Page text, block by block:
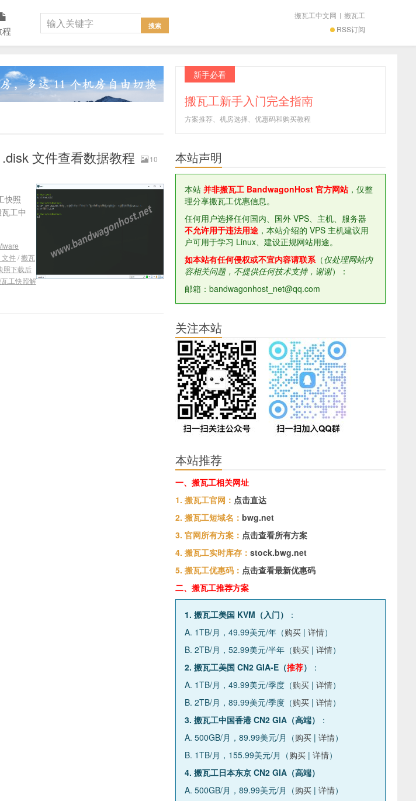
RSS订阅
搬瓦工中文网 | 搬瓦工
文件查看数据教程
10
快照
工中
文件/搬瓦
照下载后
工快照解
新手必看
搬瓦工新手入门完全指南
方案推荐、机房选择、优惠码和购买教程
本站声明
本站 并非搬瓦工 BandwagonHost 官方网站，仅整
理分享搬瓦工优惠信息。
任何用户选择任何国内、国外 VPS、主机、服务器
不允许用于违法用途 ，本站介绍的 VPS 主机建议用
户可用于学习 Linux、建设正规网站用途。
如本站有任何侵权或不宜内容请联系（仅处理网站内
容相关问题，不提供任何技术支持，谢谢）：
邮箱：bandwagonhost_net@qq.com
关注本站
本站推荐
一、搬瓦工相关网址
1. 搬瓦工官网： 点击直达
2. 搬瓦工短域名： bwg.net
3. 官网所有方案： 点击查看所有方案
4. 搬瓦工实时库存： stock.bwg.net
5. 搬瓦工优惠码： 点击查看最新优惠码
二、搬瓦工推荐方案
1. 搬瓦工美国 KVM（入门）
：
A. 1TB/月，49.99美元/年（购买 | 详情）
B. 2TB/月，52.99美元/半年（购买 | 详情）
2. 搬瓦工美国 CN2 GIA-E（推荐）
：
A. 1TB/月，49.99美元/季度（购买 | 详情）
B. 2TB/月，89.99美元/季度（购买 | 详情）
3. 搬瓦工中国香港 CN2 GIA（高端）
：
A. 500GB/月，89.99美元/月（购买 | 详情）
B. 1TB/月，155.99美元/月（购买 | 详情）
4. 搬瓦工日本东京 CN2 GIA（高端）
A. 500GB/月，89.99美元/月（购买 | 详情）